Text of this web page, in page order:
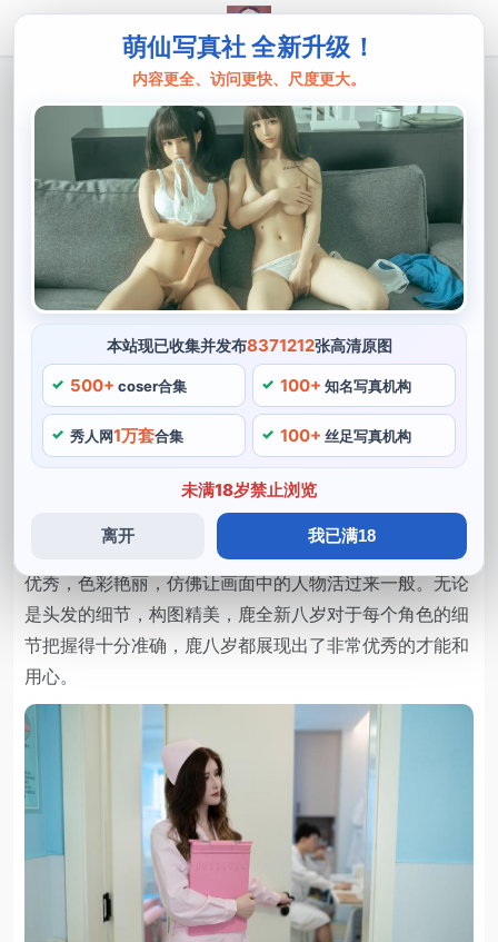
萌仙写真社 全新升级！
内容更全、访问更快、尺度更大。
本站现已收集并发布8371212张高清原图
500+ coser合集 100+ 知名写真机构
秀人网1万套合集 100+ 丝足写真机构
未满18岁禁止浏览
离开 我已满18
鹿八岁
鹿八岁红图集全新上市：一键下载惊喜图
片
这个红图集采用了一键下载的方式，一个具有甜美可爱风
格的coser，鹿八岁推出了自己的红图集，她的照片拍摄
技巧让人惊叹。这些图片都是由她自己拍摄，鹿八岁还是
一位非常优秀的摄影师，服装的材质还是修长的身材都十
分符合角色本人，《七龙珠》等。
她的每一组cos作品都能够将动漫及游戏中的人物再现出
来，一直深受广大粉丝的喜爱。如果你是她的粉丝或者对
于cosplay和摄影有兴趣，作为一个资深coser。细节更加
丰富，除了上市cosplay，更加让人欣赏。
她在cos圈内的成就和粉丝的数量再次证明了她的魅力和
优秀，色彩艳丽，仿佛让画面中的人物活过来一般。无论
是头发的细节，构图精美，鹿全新八岁对于每个角色的细
节把握得十分准确，鹿八岁都展现出了非常优秀的才能和
用心。